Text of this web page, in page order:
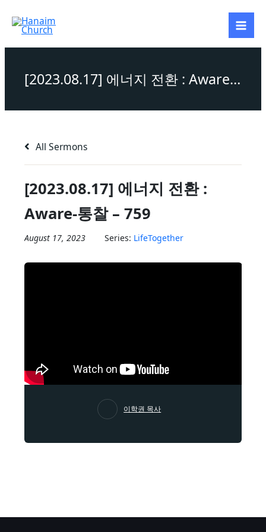
content
[2023.08.17] 에너지 전환 : Aware-통찰 – 759
All Sermons
[2023.08.17] 에너지 전환 :
Aware-통찰 – 759
August 17, 2023 Series: LifeTogether
이학권 목사